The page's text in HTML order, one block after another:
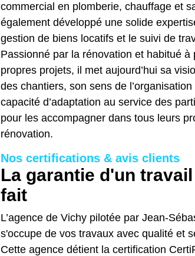
commercial en plomberie, chauffage et
également développé une solide
gestion de biens locatifs et le suivi de
Passionné par la rénovation et habitué à
propres projets, il met aujourd’hui sa
des chantiers, son sens de l’organisation
capacité d’adaptation au service des
pour les accompagner dans tous leurs
rénovation.
Nos certifications & avis clients
La garantie d'un
fait
L’agence de Vichy pilotée par Jean-
s'occupe de vos travaux avec qualité et
Cette agence détient la certification